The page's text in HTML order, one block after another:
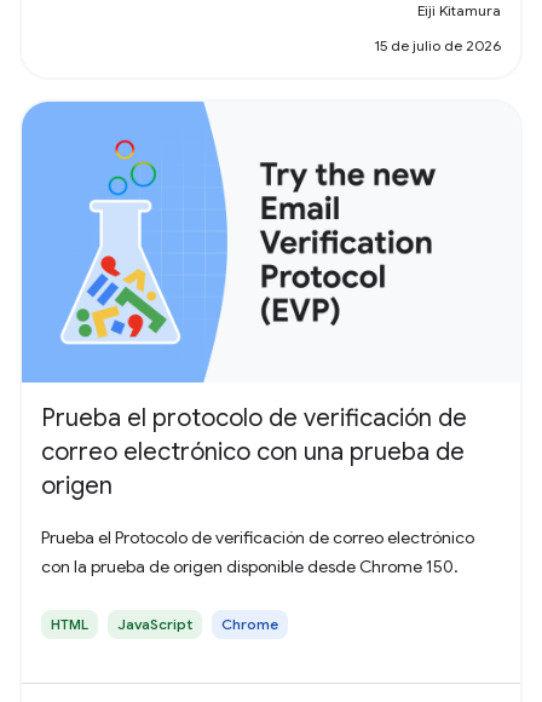
Eiji Kitamura
15 de julio de 2026
Prueba el protocolo de verificación de
correo electrónico con una prueba de
origen
Prueba el Protocolo de verificación de correo electrónico
con la prueba de origen disponible desde Chrome 150.
HTML JavaScript Chrome